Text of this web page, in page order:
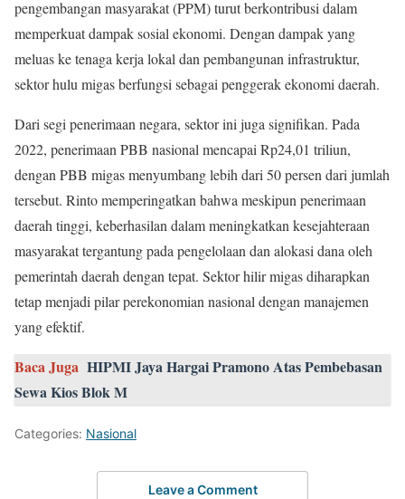
pengembangan masyarakat (PPM) turut berkontribusi dalam
memperkuat dampak sosial ekonomi. Dengan dampak yang
meluas ke tenaga kerja lokal dan pembangunan infrastruktur,
sektor hulu migas berfungsi sebagai penggerak ekonomi daerah.
Dari segi penerimaan negara, sektor ini juga signifikan. Pada
2022, penerimaan PBB nasional mencapai Rp24,01 triliun,
dengan PBB migas menyumbang lebih dari 50 persen dari jumlah
tersebut. Rinto memperingatkan bahwa meskipun penerimaan
daerah tinggi, keberhasilan dalam meningkatkan kesejahteraan
masyarakat tergantung pada pengelolaan dan alokasi dana oleh
pemerintah daerah dengan tepat. Sektor hilir migas diharapkan
tetap menjadi pilar perekonomian nasional dengan manajemen
yang efektif.
Baca Juga HIPMI Jaya Hargai Pramono Atas Pembebasan
Sewa Kios Blok M
Categories: Nasional
Leave a Comment